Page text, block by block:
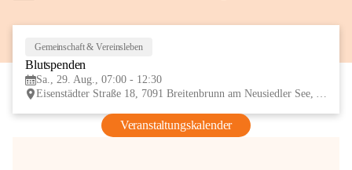
Gemeinschaft & Vereinsleben
Blutspenden
Sa., 29. Aug., 07:00 - 12:30
Eisenstädter Straße 18, 7091 Breitenbrunn am Neusiedler See, AUT
Veranstaltungskalender